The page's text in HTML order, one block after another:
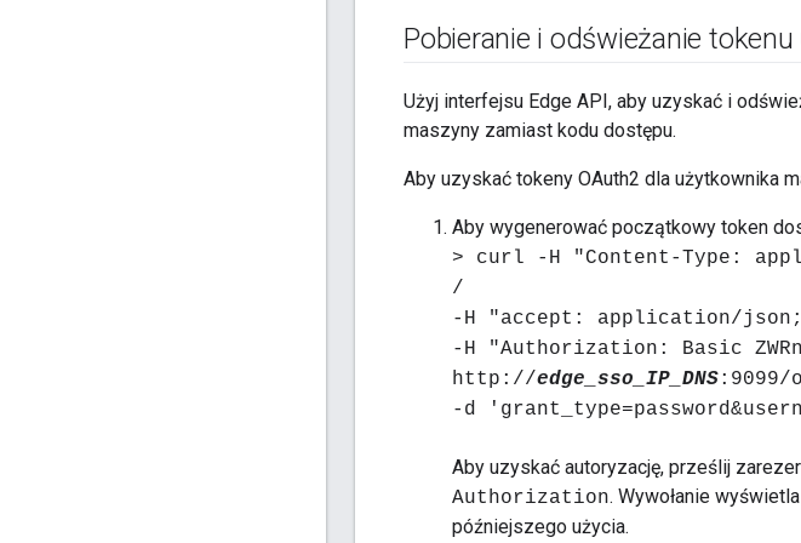
Pobieranie i odświeżanie
Użyj interfejsu Edge API, aby uzyskać i
maszyny zamiast kodu dostępu.
Aby uzyskać tokeny OAuth2 dla użytkownika
Aby wygenerować początkowy token
> curl -H "Content-Type:
/
-H "accept: application/
-H "Authorization: Basic
http://edge_sso_IP_DNS
-d
Aby uzyskać autoryzację, prześlij
Authorization. Wywołanie
późniejszego użycia.